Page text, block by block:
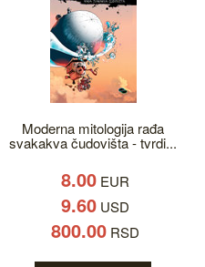
Moderna mitologija rađa
svakakva čudovišta - tvrdi...
8.00 EUR
9.60 USD
800.00 RSD
Previous